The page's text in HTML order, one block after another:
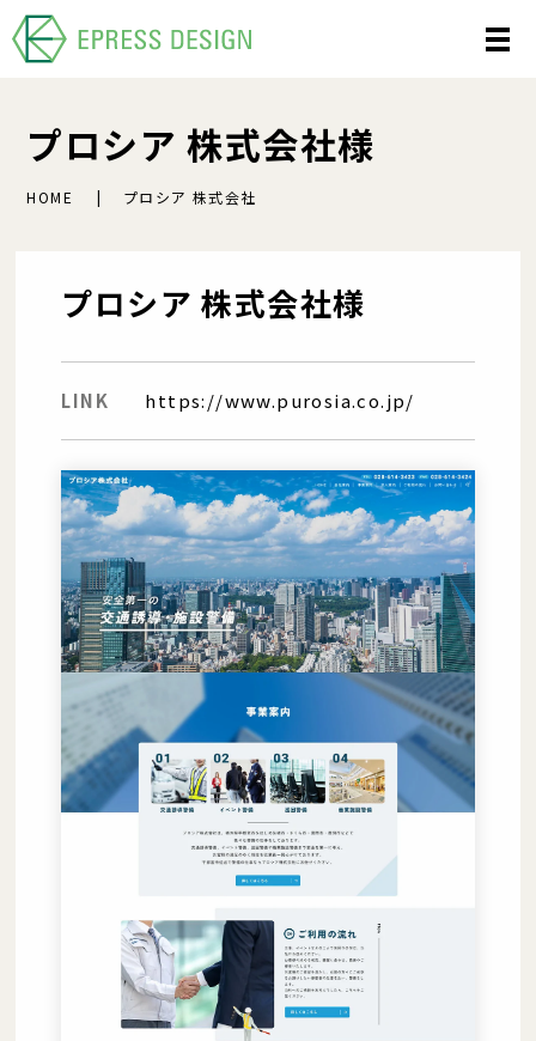
プロシア 株式会社様
HOME プロシア 株式会社
プロシア 株式会社様
LINK https://www.purosia.co.jp/